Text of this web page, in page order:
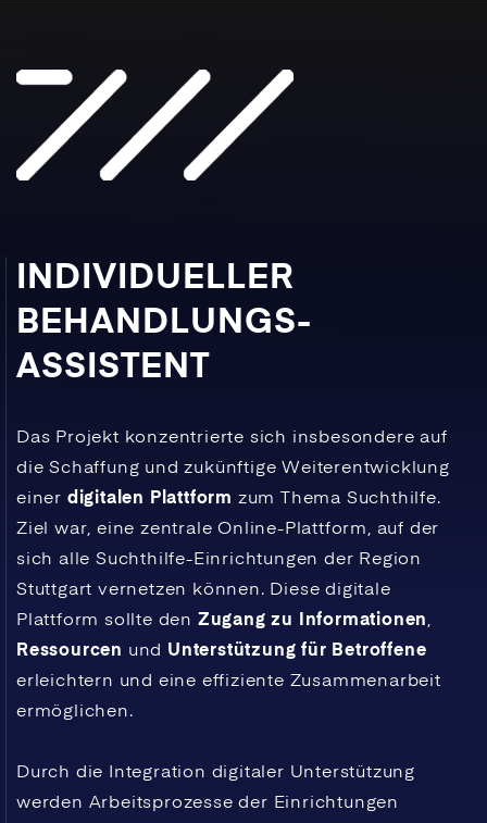
INDIVIDUELLER
BEHANDLUNGS­
ASSISTENT
Das Projekt konzentrierte sich insbesondere auf
die Schaffung und zukünftige Weiterentwicklung
einer digitalen Plattform zum Thema Suchthilfe.
Ziel war, eine zentrale Online-Plattform, auf der
sich alle Suchthilfe-Einrichtungen der Region
Stuttgart vernetzen können. Diese digitale
Plattform sollte den Zugang zu Informationen,
Ressourcen und Unterstützung für Betroffene
erleichtern und eine effiziente Zusammenarbeit
ermöglichen.
Durch die Integration digitaler Unterstützung
werden Arbeitsprozesse der Einrichtungen